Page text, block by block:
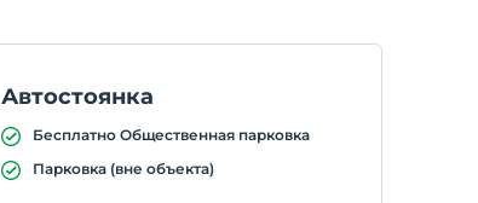
Автостоянка
Бесплатно Общественная парковка
Парковка (вне объекта)